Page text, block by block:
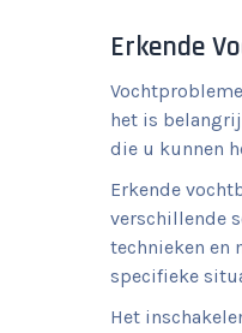
Erkende
het is
die u kunnen
Erkende
verschillende
technieken en
specifieke
Het